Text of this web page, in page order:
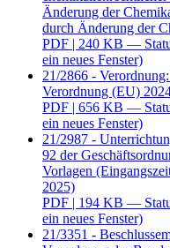
Änderung der
durch Änderung der
PDF | 240 KB —
ein neues Fenster)
21/2866 -
Verordnung (EU)
PDF | 656 KB —
ein neues Fenster)
21/2987 -
92 der
Vorlagen
2025)
PDF | 194 KB —
ein neues Fenster)
21/3351 -